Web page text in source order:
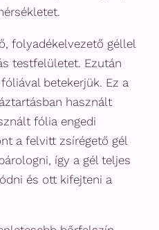
folyadékelvezető géllel
testfelületet. Ezután
betekerjük. Ez a
használt
fólia engedi
a felvitt zsírégető gél
így a gél teljes
és ott kifejteni a